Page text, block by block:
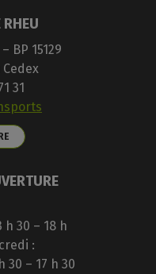
RHEU
BP 15129
Cedex
31
h 30 – 18 h
:
30 – 17 h 30